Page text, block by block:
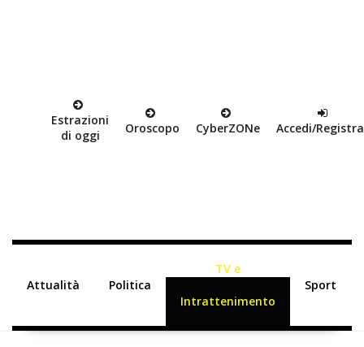
Estrazioni
di oggi
Oroscopo CyberZONe Accedi/
Attualità Politica
TV e
Intrattenimento
Sport